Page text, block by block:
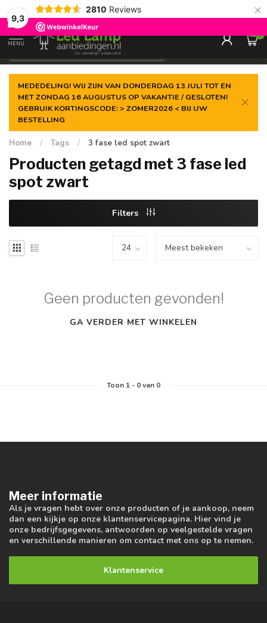
9,3
2810 Reviews ×
Gegarandeerde delaagste prijs
MENU
0
MEDEDELING! WIJ ZIJN VAN DONDERDAG 13 JULI TOT EN
MET ZONDAG 16 AUGUSTUS OP VAKANTIE / GESLOTEN!
GEBRUIK KORTINGSCODE: > ZOMER2026 < BIJ UW
BESTELLING
Home / Tags / 3 fase led spot zwart
Producten getagd met 3 fase led
spot zwart
Filters
Geen producten gevonden!
GA VERDER MET WINKELEN
Toon 1- 0van 0
Meer informatie
Als je vragen hebt over onze producten of je aankoop, neem
dan een kijkje op onze klantenservicepagina. Hier vind je
onze bedrijfsgegevens, antwoorden op veelgestelde vragen
en verschillende manieren om contact met ons op te nemen.
Klantenservice